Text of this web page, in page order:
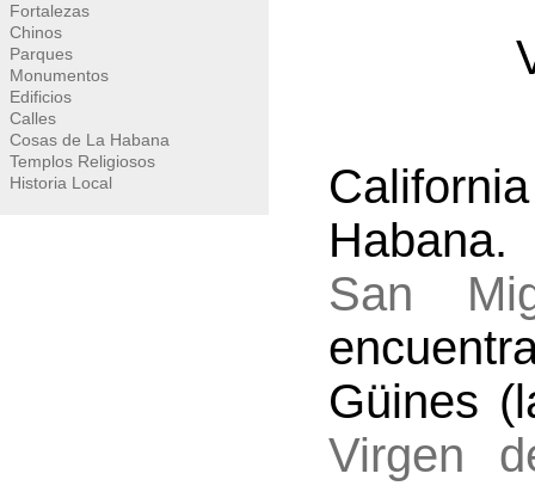
Fortalezas
Chinos
Parques
Monumentos
Edificios
Calles
Cosas de La Habana
Templos Religiosos
Historia Local
San
Güines
Virgen